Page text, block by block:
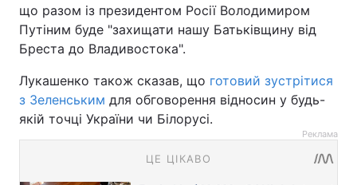
що разом із президентом Росії Володимиром
Путіним буде "захищати нашу Батьківщину від
Бреста до Владивостока".
Лукашенко також сказав, що готовий зустрітися
з Зеленським для обговорення відносин у будь-
якій точці України чи Білорусі.
Реклама